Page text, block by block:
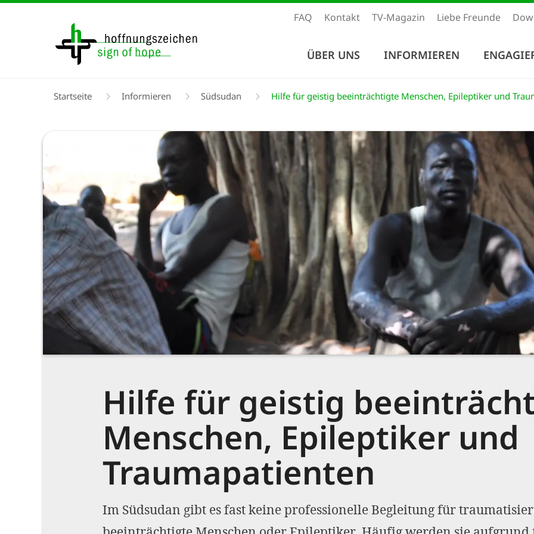
FAQ Kontakt TV-Magazin Liebe Freunde
ÜBER UNS INFORMIEREN
Pfadnavigation
Startseite Informieren Südsudan Hilfe für geistig beeinträchtigte Menschen, Epileptiker und
Hilfe für geistig
Menschen, Epileptiker und
Traumapatienten
Im Südsudan gibt es fast keine professionelle Begleitung für